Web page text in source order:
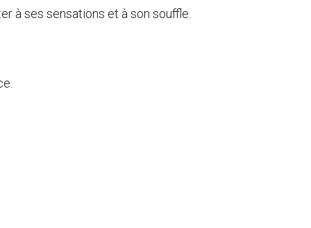
à ses sensations et à son souffle.